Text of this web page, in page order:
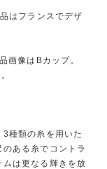
はフランスでデザ
画像はBカップ。
種類の糸を用いた
ある糸でコントラ
は更なる輝きを放